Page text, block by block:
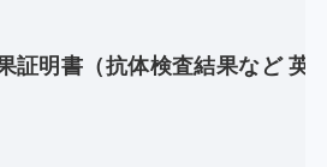
証明書（抗体検査結果など 英